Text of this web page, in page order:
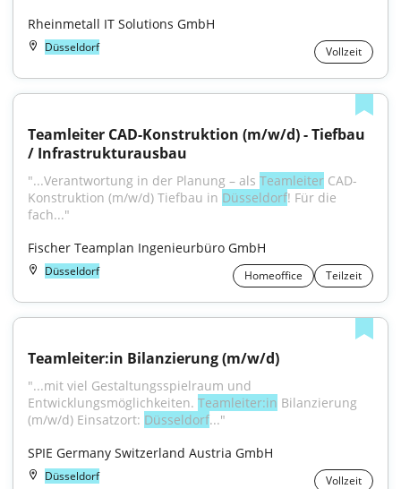
Rheinmetall IT Solutions GmbH
Düsseldorf Vollzeit
Teamleiter CAD-Konstruktion (m/w/d) - Tiefbau
/ Infrastrukturausbau
"...Verantwortung in der Planung – als Teamleiter CAD-
Konstruktion (m/w/d) Tiefbau in Düsseldorf! Für die
fach..."
Fischer Teamplan Ingenieurbüro GmbH
Düsseldorf Homeoffice Teilzeit
Teamleiter:in Bilanzierung (m/w/d)
"...mit viel Gestaltungsspielraum und
Entwicklungsmöglichkeiten. Teamleiter:in Bilanzierung
(m/w/d) Einsatzort: Düsseldorf..."
SPIE Germany Switzerland Austria GmbH
Düsseldorf Vollzeit